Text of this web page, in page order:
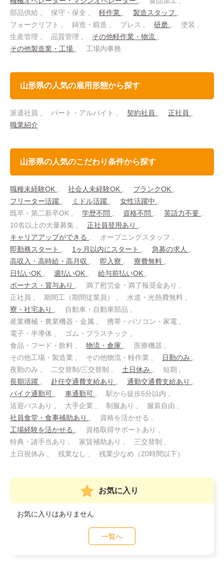
部品供給
保守・保全 軽作業
製造スタッフ
フォークリフト
鋳造・鍛造 プレス 研磨
塗装
生産管理
品質管理
その他軽作業・物流
その他製造業・工場
工場内事務
山形県の人気の雇用形態から探す
派遣社員 パート・アルバイト 契約社員
正社員
職業紹介
山形県の人気のこだわり条件から探す
職種未経験OK 社会人未経験OK
ブランクOK
フリーター活躍
ミドル活躍
女性活躍中
既卒・第二新卒OK
学歴不問 資格不問
英語力不要
10名以上の大量募集
正社員登用あり
キャリアアップができる
オープニングスタッフ
即勤務スタート
1ヶ月以内にスタート
急募の求人
高収入・高時給・高月収
即入寮
寮費無料
日払いOK
週払いOK
給与前払いOK
ボーナス・賞与あり
満了慰労金・満了報奨金あり
正社員
期間工（期間従業員）
水道・光熱費無料
寮・社宅あり
自動車・自動車部品
産業機械・農業機器・金属
携帯・パソコン・家電
電子・半導体
ゴム・プラスチック
食品・フード・飲料
物流・倉庫
医療機器
その他工場・製造業
その他物流・軽作業
日勤のみ
夜勤のみ
二交替制/三交替制 土日休み
短期
長期活躍
赴任交通費支給あり
通勤交通費支給あり
バイク通勤可
車通勤可
駅から徒歩5分以内
送迎バスあり
大手企業 制服あり
服装自由
社員食堂・食事補助あり
資格を活かせる
工場経験を活かせる
資格取得サポートあり
特典・諸手当あり
家賃補助あり
三交替制
土日祝休み
残業なし 残業少なめ（20時間以下）
お気に入り
お気に入りはありません
一覧へ